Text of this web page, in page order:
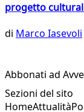
progetto
di Marco Iasevoli
Abbonati ad
Sezioni del sito
HomeAttualità